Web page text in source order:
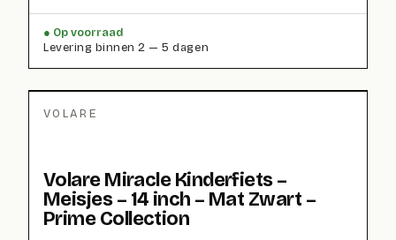
Op voorraad
Levering binnen 2 — 5 dagen
VOLARE
Volare Miracle Kinderfiets –
Meisjes – 14 inch – Mat Zwart –
Prime Collection